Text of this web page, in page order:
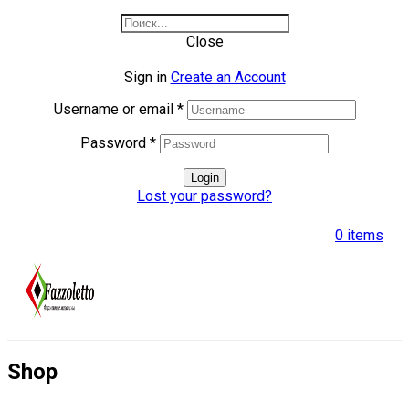
Close
Sign in Create an Account
Username or email *
Password *
Login
Lost your password?
0 items
Shop